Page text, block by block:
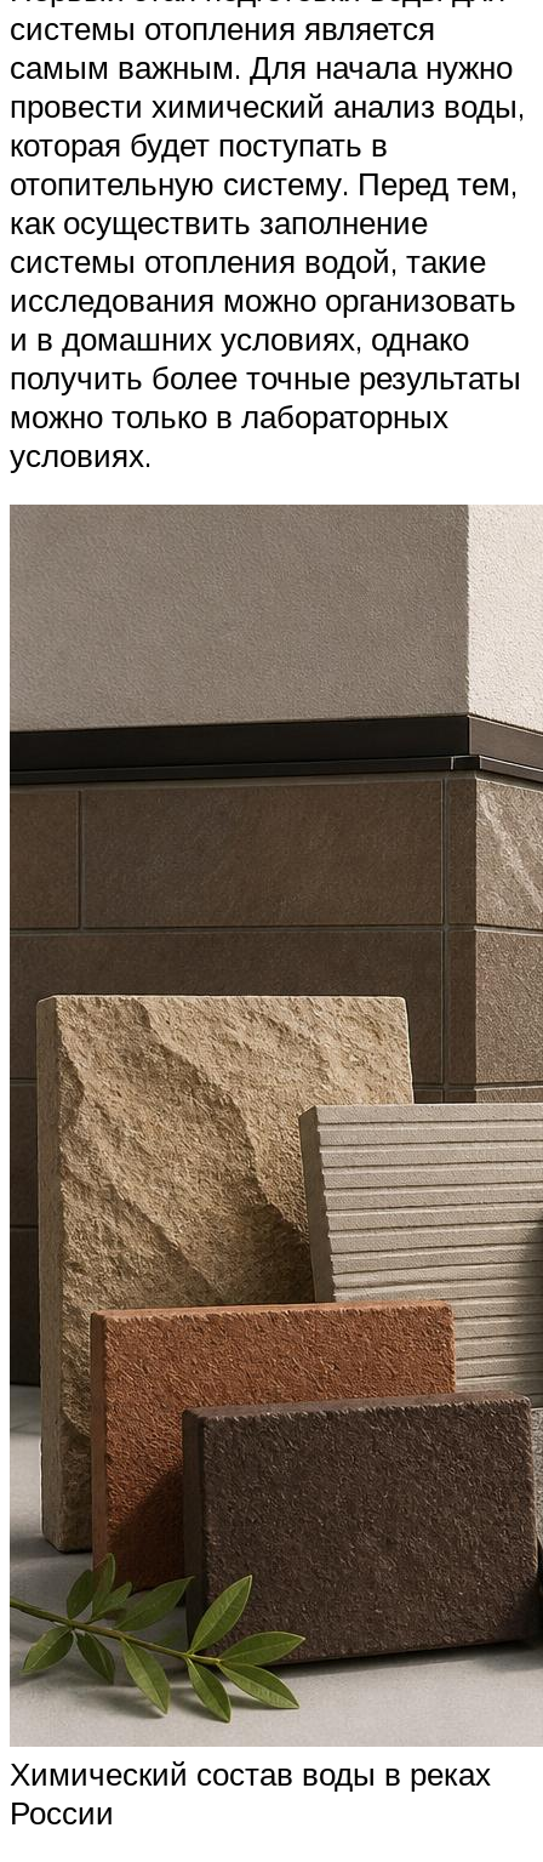
системы отопления является
самым важным. Для начала нужно
провести химический анализ воды,
которая будет поступать в
отопительную систему. Перед тем,
как осуществить заполнение
системы отопления водой, такие
исследования можно организовать
и в домашних условиях, однако
получить более точные результаты
можно только в лабораторных
условиях.
Химический состав воды в реках
России